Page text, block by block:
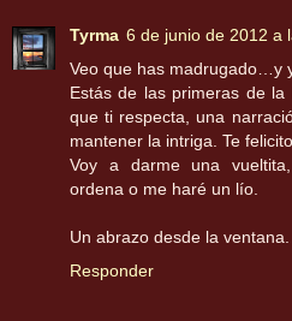
Tyrma 6 de junio de 2012 a
Veo que has madrugado…y
Estás de las primeras de
que ti respecta, una
mantener la intriga. Te felicito.
Voy a darme una
ordena o me haré un lío.
Un abrazo desde la ventana.
Responder